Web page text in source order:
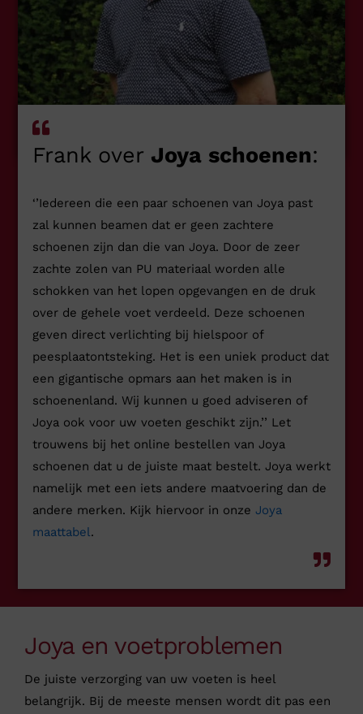
Frank over Joya schoenen:
‘’Iedereen die een paar schoenen van Joya past
zal kunnen beamen dat er geen zachtere
schoenen zijn dan die van Joya. Door de zeer
zachte zolen van PU materiaal worden alle
schokken van het lopen opgevangen en de druk
over de gehele voet verdeeld. Deze schoenen
geven direct verlichting bij hielspoor of
peesplaatontsteking. Het is een uniek product dat
een gigantische opmars aan het maken is in
schoenenland. Wij kunnen u goed adviseren of
Joya ook voor uw voeten geschikt zijn.’’ Let
trouwens bij het online bestellen van Joya
schoenen dat u de juiste maat bestelt. Joya werkt
namelijk met een iets andere maatvoering dan de
andere merken. Kijk hiervoor in onze Joya
maattabel.
Joya en voetproblemen
De juiste verzorging van uw voeten is heel
belangrijk. Bij de meeste mensen wordt dit pas een